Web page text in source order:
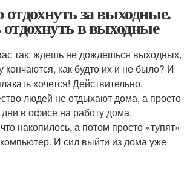
за выходные.
в выходные
так: ждешь не дождешься выходных,
кончаются, как будто их и не было? И
хочется! Действительно,
людей не отдыхают дома, а просто
в офисе на работу дома.
накопилось, а потом просто «тупят»
И сил выйти из дома уже